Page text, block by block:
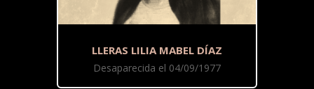
LLERAS LILIA MABEL DÍAZ
Desaparecida el 04/09/1977